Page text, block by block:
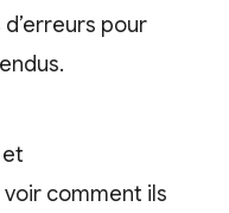
pour
comment ils